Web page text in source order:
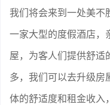
我们将会来到一处美不
一家大型的度假酒店，
屋，为客人们提供舒适
多，我们可以去升级房
体的舒适度和租金收入